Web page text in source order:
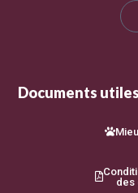
Documents utiles
des